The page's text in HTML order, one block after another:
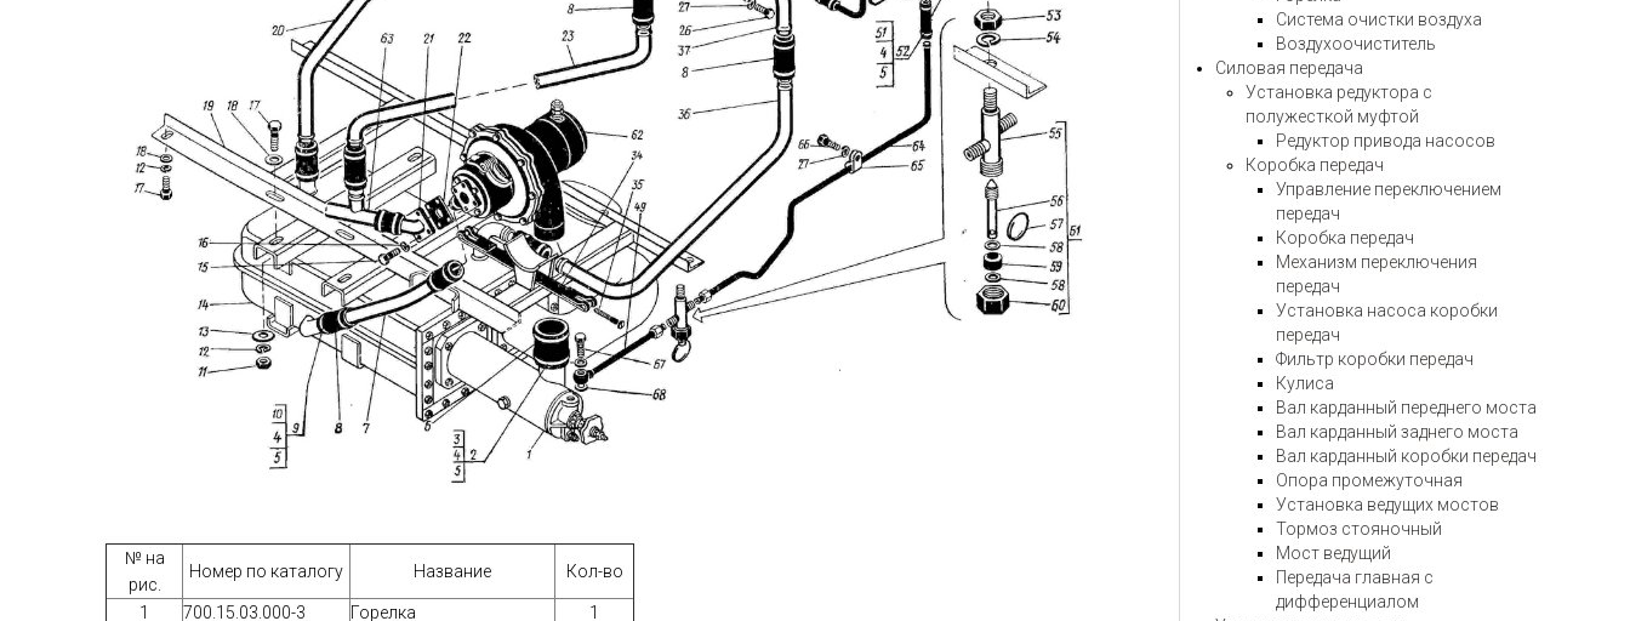
№ на
рис.
Номер по каталогу Название Кол-во
1 700.15.03.000-3 Горелка
1
Система очистки воздуха
Воздухоочиститель
Силовая передача
Установка редуктора с
полужесткой муфтой
Редуктор привода насосов
Коробка передач
Управление переключением
передач
Коробка передач
Механизм переключения
передач
Установка насоса коробки
передач
Фильтр коробки передач
Кулиса
Вал карданный переднего моста
Вал карданный заднего моста
Вал карданный коробки передач
Опора промежуточная
Установка ведущих мостов
Тормоз стояночный
Мост ведущий
Передача главная с
дифференциалом